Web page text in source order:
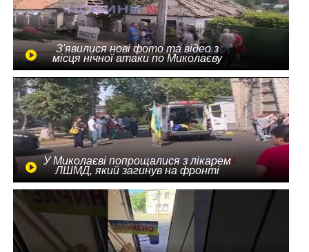
З'явилися нові фото та відео з
місця нічної атаки по Миколаєву
У Миколаєві попрощалися з лікарем
ЛШМД, який загинув на фронті